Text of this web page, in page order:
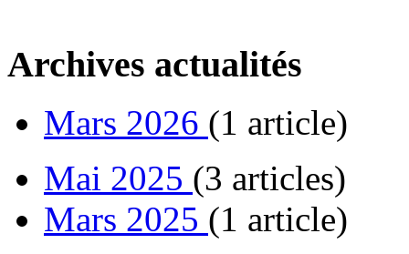
Archives actualités
Mars 2026 (1 article)
Mai 2025 (3 articles)
Mars 2025 (1 article)